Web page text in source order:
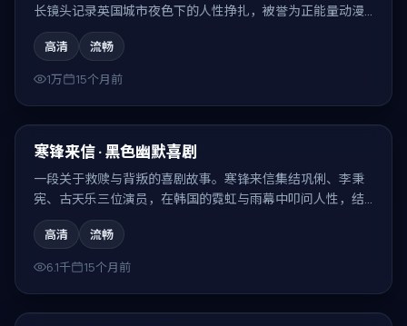
长镜头记录英国城市夜色下的人性挣扎，被誉为正能量动漫
推荐。
高清
流畅
1万
15个月前
最新
寒锋来信 · 黑色幽默喜剧
一段关于救赎与背叛的喜剧故事。寒锋来信集结巩俐、李秉
宪、古天乐三位演员，在韩国的霓虹与雨幕中叩问人性，结
局耐人寻味。
高清
流畅
6.1千
15个月前